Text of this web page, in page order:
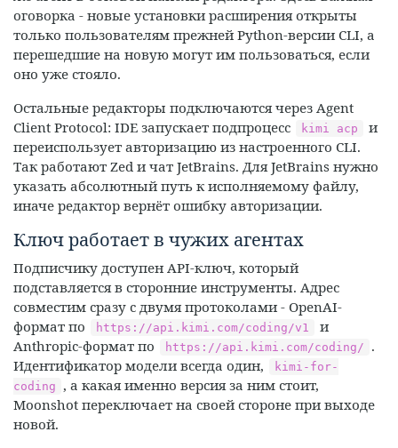
оговорка - новые установки расширения открыты
только пользователям прежней Python-версии CLI, а
перешедшие на новую могут им пользоваться, если
оно уже стояло.
Остальные редакторы подключаются через Agent
Client Protocol: IDE запускает подпроцесс
kimi acp
и
переиспользует авторизацию из настроенного CLI.
Так работают Zed и чат JetBrains. Для JetBrains нужно
указать абсолютный путь к исполняемому файлу,
иначе редактор вернёт ошибку авторизации.
Ключ работает в чужих агентах
Подписчику доступен API-ключ, который
подставляется в сторонние инструменты. Адрес
совместим сразу с двумя протоколами - OpenAI-
формат по
https://api.kimi.com/coding/v1
и
Anthropic-формат по
https://api.kimi.com/coding/
.
Идентификатор модели всегда один,
kimi-for-
coding
, а какая именно версия за ним стоит,
Moonshot переключает на своей стороне при выходе
новой.